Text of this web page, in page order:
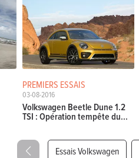
PREMIERS ESSAIS
03-08-2016
Volkswagen Beetle Dune 1.2
TSI : Opération tempête du...
Essais Volkswagen